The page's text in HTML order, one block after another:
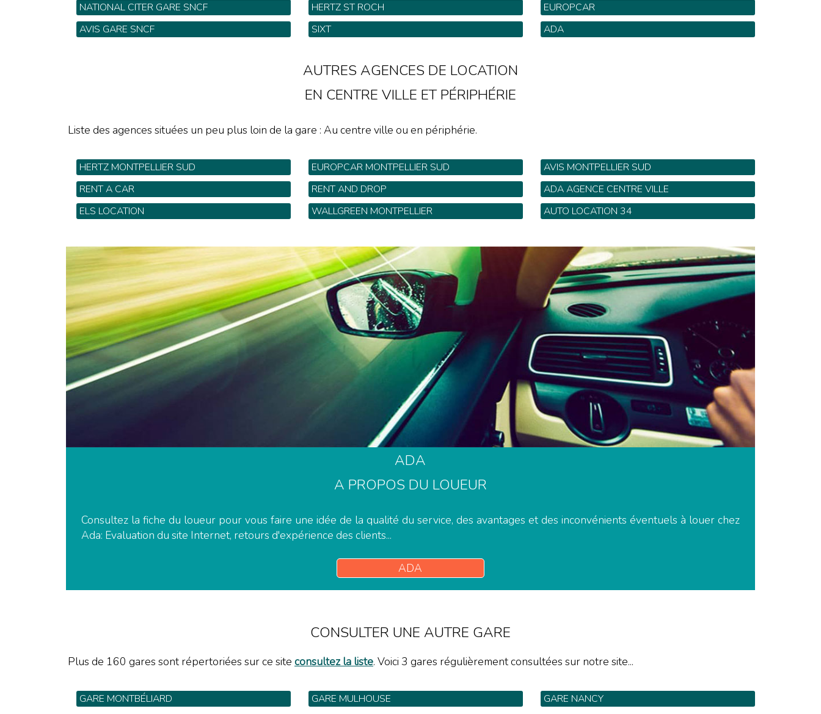
NATIONAL CITER GARE SNCF
Gare SNCF - Tel: 04 67 06 51 80
HERTZ ST ROCH
1 Rue Grand St Jean - Tel: 04 67 06 87 90
EUROPCAR
Gare SNCF - Tel: 0 825 003 036
AVIS GARE SNCF
SIXT
ADA
AUTRES AGENCES DE LOCATION
EN CENTRE VILLE ET PÉRIPHÉRIE
Liste des agences situées un peu plus loin de la gare : Au centre ville ou en périphérie.
HERTZ MONTPELLIER SUD
858 Rue Castelle PA Garosud - Tel: 04 67 82 19
50
EUROPCAR MONTPELLIER SUD
152 rue Ettore Bugatti - Tel: 04 67 42 14 70
AVIS MONTPELLIER SUD
900 Avenue Pres d'Arenes - Tel: 0 820 61 16 44
RENT A CAR
111 Avenue de Palavas - Tel: 04 67 22 42 52
RENT AND DROP
683 rue Nobel - Tel: 0 826 109 179
ADA AGENCE CENTRE VILLE
58 bis Avenue Clemenceau - Tel: 04 67 58 34 35
ELS LOCATION
WALLGREEN MONTPELLIER
AUTO LOCATION 34
ADA
A PROPOS DU LOUEUR
Consultez la fiche du loueur pour vous faire une idée de la qualité du service, des avantages et des inconvénients éventuels à louer chez
Ada: Evaluation du site Internet, retours d'expérience des clients...
ADA
CONSULTER UNE AUTRE GARE
Plus de 160 gares sont répertoriées sur ce site consultez la liste. Voici 3 gares régulièrement consultées sur notre site...
GARE MONTBÉLIARD GARE MULHOUSE GARE NANCY